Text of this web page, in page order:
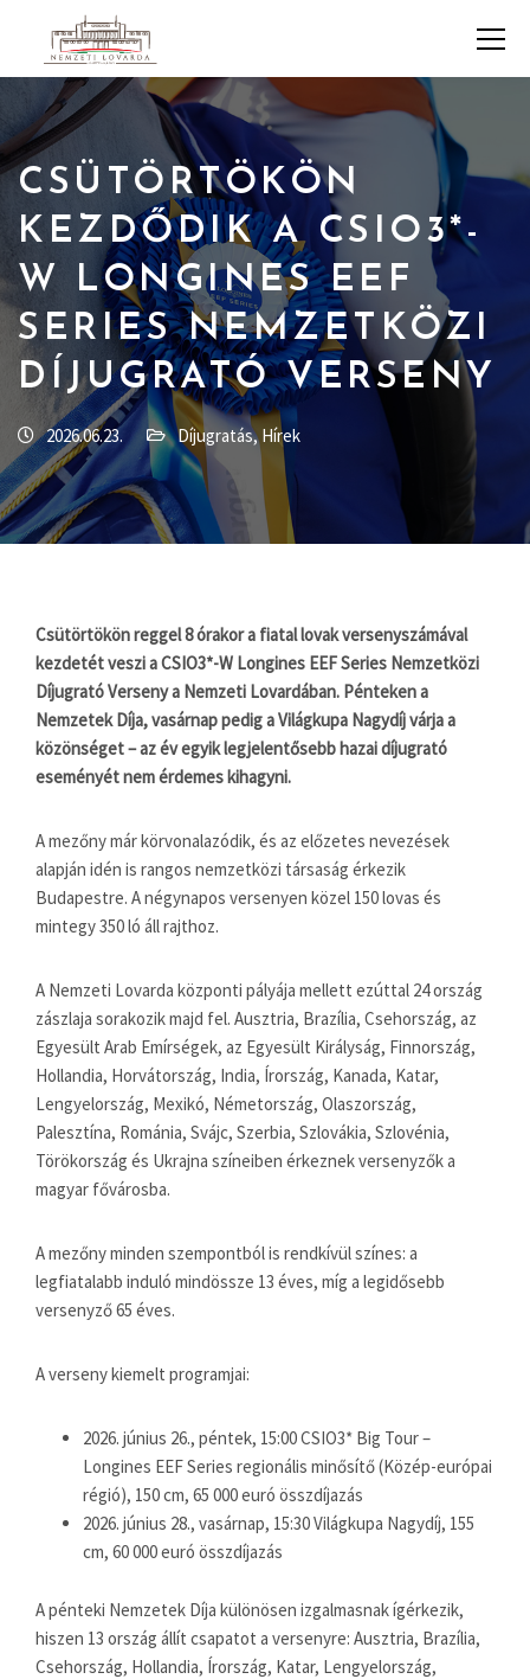
CSÜTÖRTÖKÖN
KEZDŐDIK A CSIO3*-
W LONGINES EEF
SERIES NEMZETKÖZI
DÍJUGRATÓ VERSENY
2026.06.23. Díjugratás,Hírek
Csütörtökön reggel 8 órakor a fiatal lovak versenyszámával
kezdetét veszi a CSIO3*-W Longines EEF Series Nemzetközi
Díjugrató Verseny a Nemzeti Lovardában. Pénteken a
Nemzetek Díja, vasárnap pedig a Világkupa Nagydíj várja a
közönséget – az év egyik legjelentősebb hazai díjugrató
eseményét nem érdemes kihagyni.
A mezőny már körvonalazódik, és az előzetes nevezések
alapján idén is rangos nemzetközi társaság érkezik
Budapestre. A négynapos versenyen közel 150 lovas és
mintegy 350 ló áll rajthoz.
A Nemzeti Lovarda központi pályája mellett ezúttal 24 ország
zászlaja sorakozik majd fel. Ausztria, Brazília, Csehország, az
Egyesült Arab Emírségek, az Egyesült Királyság, Finnország,
Hollandia, Horvátország, India, Írország, Kanada, Katar,
Lengyelország, Mexikó, Németország, Olaszország,
Palesztína, Románia, Svájc, Szerbia, Szlovákia, Szlovénia,
Törökország és Ukrajna színeiben érkeznek versenyzők a
magyar fővárosba.
A mezőny minden szempontból is rendkívül színes: a
legfiatalabb induló mindössze 13 éves, míg a legidősebb
versenyző 65 éves.
A verseny kiemelt programjai:
2026. június 26., péntek, 15:00 CSIO3* Big Tour –
Longines EEF Series regionális minősítő (Közép-európai
régió), 150 cm, 65 000 euró összdíjazás
2026. június 28., vasárnap, 15:30 Világkupa Nagydíj, 155
cm, 60 000 euró összdíjazás
A pénteki Nemzetek Díja különösen izgalmasnak ígérkezik,
hiszen 13 ország állít csapatot a versenyre: Ausztria, Brazília,
Csehország, Hollandia, Írország, Katar, Lengyelország,